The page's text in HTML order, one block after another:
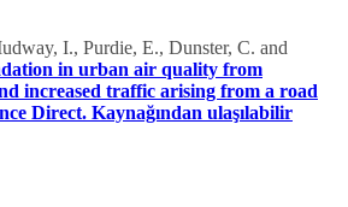
I., Purdie, E., Dunster, C. and
in urban air quality from
increased traffic arising from a road
Direct. Kaynağından ulaşılabilir